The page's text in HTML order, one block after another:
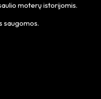
moterų istorijomis.
saugomos.